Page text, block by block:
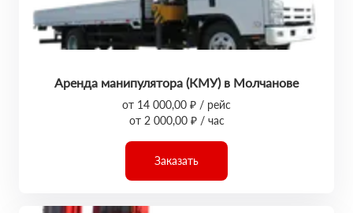
Аренда манипулятора (КМУ) в Молчанове
от 14 000,00 ₽ / рейс
от 2 000,00 ₽ / час
Заказать